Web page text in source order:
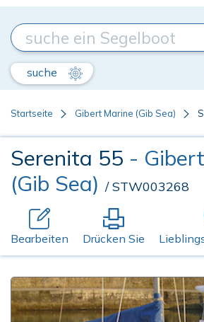
suche
Startseite Gibert Marine (Gib Sea)
Serenita 55 -
(Gib Sea) / STW003268
Bearbeiten Drücken Sie